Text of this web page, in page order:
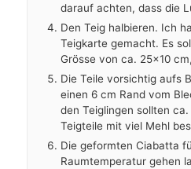
darauf achten, dass die
Den Teig halbieren. Ich
Teigkarte gemacht. Es
Grösse von ca. 25×10
Die Teile vorsichtig aufs
einen 6 cm Rand vom
den Teiglingen sollten
Teigteile mit viel Mehl
Die geformten Ciabatta
Raumtemperatur gehen